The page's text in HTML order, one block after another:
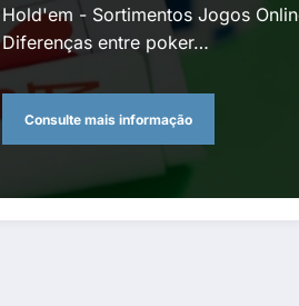
Hold'em - Sortimentos Jogos
Diferenças entre poker…
Consulte mais informação